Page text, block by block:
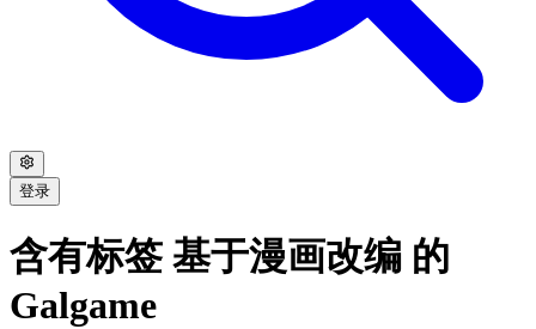
登录
含有标签 基于漫画改编 的
Galgame